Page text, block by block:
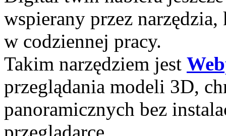
wspierany przez
w codziennej pracy.
Takim narzędziem jest
przeglądania modeli 3D,
panoramicznych bez